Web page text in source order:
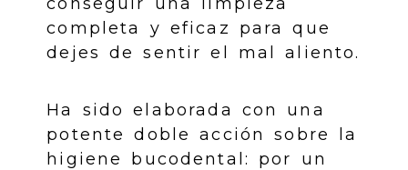
completa y eficaz para que
dejes de sentir el mal aliento.
Ha sido elaborada con una
potente doble acción sobre la
higiene bucodental: por un